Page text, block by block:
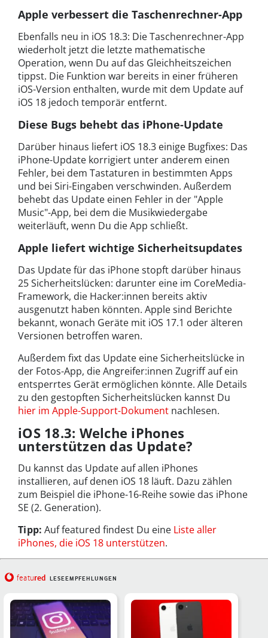
Apple verbessert die Taschenrechner-App
Ebenfalls neu in iOS 18.3: Die Taschenrechner-App
wiederholt jetzt die letzte mathematische
Operation, wenn Du auf das Gleichheitszeichen
tippst. Die Funktion war bereits in einer früheren
iOS-Version enthalten, wurde mit dem Update auf
iOS 18 jedoch temporär entfernt.
Diese Bugs behebt das iPhone-Update
Darüber hinaus liefert iOS 18.3 einige Bugfixes: Das
iPhone-Update korrigiert unter anderem einen
Fehler, bei dem Tastaturen in bestimmten Apps
und bei Siri-Eingaben verschwinden. Außerdem
behebt das Update einen Fehler in der "Apple
Music"-App, bei dem die Musikwiedergabe
weiterläuft, wenn Du die App schließt.
Apple liefert wichtige Sicherheitsupdates
Das Update für das iPhone stopft darüber hinaus
25 Sicherheitslücken: darunter eine im CoreMedia-
Framework, die Hacker:innen bereits aktiv
ausgenutzt haben könnten. Apple sind Berichte
bekannt, wonach Geräte mit iOS 17.1 oder älteren
Versionen betroffen waren.
Außerdem fixt das Update eine Sicherheitslücke in
der Fotos-App, die Angreifer:innen Zugriff auf ein
entsperrtes Gerät ermöglichen könnte. Alle Details
zu den gestopften Sicherheitslücken kannst Du
hier im Apple-Support-Dokument nachlesen.
iOS 18.3: Welche iPhones
unterstützen das Update?
Du kannst das Update auf allen iPhones
installieren, auf denen iOS 18 läuft. Dazu zählen
zum Beispiel die iPhone-16-Reihe sowie das iPhone
SE (2. Generation).
Tipp: Auf featured findest Du eine Liste aller
iPhones, die iOS 18 unterstützen.
featured LESEEMPFEHLUNGEN